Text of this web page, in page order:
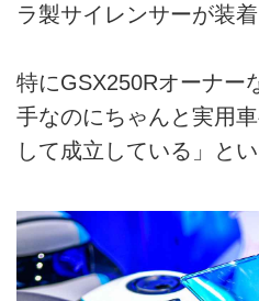
ラ製サイレンサーが装着
特にGSX250Rオーナー
手なのにちゃんと実用
して成立している」と